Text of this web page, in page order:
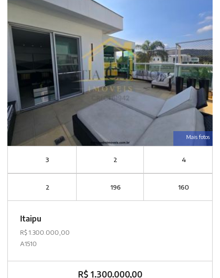
Mais fotos
3 2 4
2 196 160
Itaipu
R$ 1.300.000,00
A1510
R$ 1.300.000,00